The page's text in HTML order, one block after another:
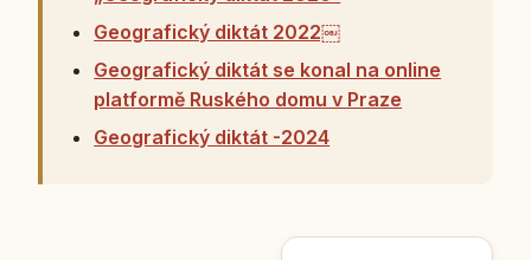
Geografický diktát 2022￼
Geografický diktát se konal na online
platformě Ruského domu v Praze
Geografický diktát -2024